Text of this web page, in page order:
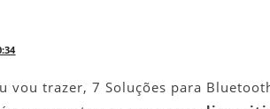
Resolver
vou trazer, 7 Soluções para